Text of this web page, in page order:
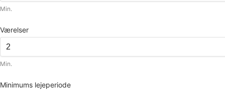
Min.
Værelser
Min.
Minimums lejeperiode